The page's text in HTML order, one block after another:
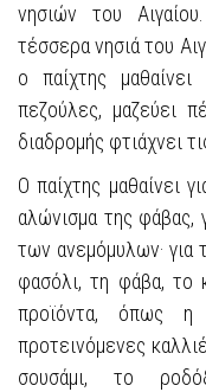
νησιών του
τέσσερα νησιά του
ο παίχτης
πεζούλες, μαζεύει
διαδρομής φτιάχνει
Ο παίχτης μαθαίνει
αλώνισμα της φάβας,
των ανεμόμυλων· για
φασόλι, τη φάβα, το
προϊόντα, όπως η
προτεινόμενες
σουσάμι, το